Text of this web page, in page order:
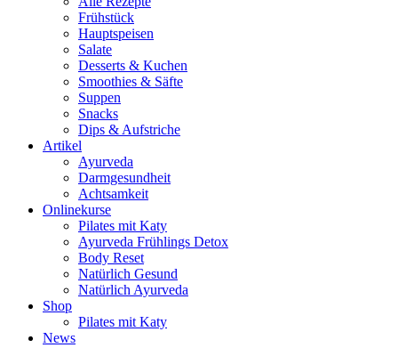
Frühstück
Hauptspeisen
Salate
Desserts & Kuchen
Smoothies & Säfte
Suppen
Snacks
Dips & Aufstriche
Artikel
Ayurveda
Darmgesundheit
Achtsamkeit
Onlinekurse
Pilates mit Katy
Ayurveda Frühlings Detox
Body Reset
Natürlich Gesund
Natürlich Ayurveda
Shop
Pilates mit Katy
News